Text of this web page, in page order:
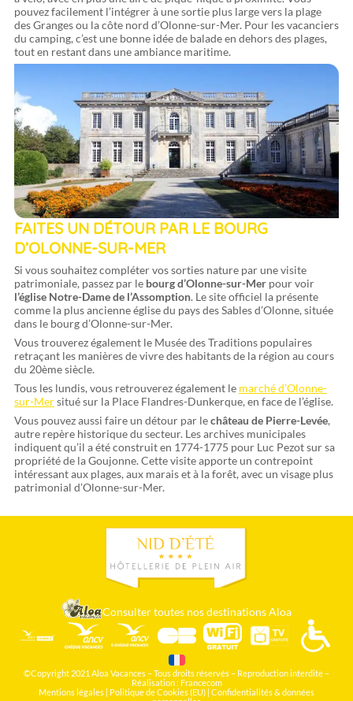
pouvez facilement l’intégrer à une sortie plus large vers la plage
des Granges ou la côte nord d’Olonne-sur-Mer. Pour les vacanciers
du camping, c’est une bonne idée de balade en dehors des plages,
tout en restant dans une ambiance maritime.
FAITES UN DÉTOUR PAR LE BOURG
D’OLONNE-SUR-MER
Si vous souhaitez compléter vos sorties nature par une visite
patrimoniale, passez par le bourg d’Olonne-sur-Merpour voir
l’église Notre-Dame de l’Assomption. Le site officiel la présente
comme la plus ancienne église du pays des Sables d’Olonne, située
dans le bourg d’Olonne-sur-Mer.
Vous trouverez également le Musée des Traditions populaires
retraçant les manières de vivre des habitants de la région au cours
du 20ème siècle.
Tous les lundis, vous retrouverez également le marché d’Olonne-
sur-Mersitué sur la Place Flandres-Dunkerque, en face de l’église.
Vous pouvez aussi faire un détour par lechâteau de Pierre-Levée,
autre repère historique du secteur. Les archives municipales
indiquent qu’il a été construit en 1774-1775 pour Luc Pezot sur sa
propriété de la Goujonne. Cette visite apporte un contrepoint
intéressant aux plages, aux marais et à la forêt, avec un visage plus
patrimonial d’Olonne-sur-Mer.
Consulter toutes nos destinations Aloa
©Copyright 2021 Aloa Vacances – Tous droits réservés – Reproduction interdite –
Réalisation : Francecom
Mentions légales
Politique de Cookies (EU) Confidentialités & données